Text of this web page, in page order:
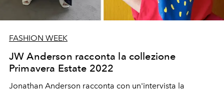
FASHION WEEK
JW Anderson racconta la collezione
Primavera Estate 2022
Jonathan Anderson racconta con un'intervista la